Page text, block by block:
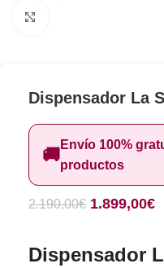
Dispensador La
🚚Envío 100%
productos
2.190,00€ 1.899,00€
Dispensador